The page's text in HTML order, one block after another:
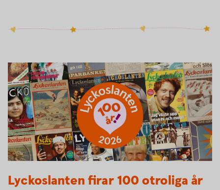
Lyckoslanten firar 100 otroliga år